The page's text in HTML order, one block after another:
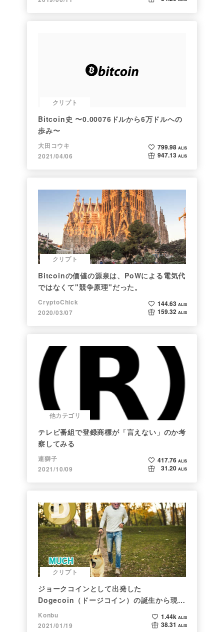
クリプト
Bitcoin史 〜0.00076ドルから6万ドルへの
歩み〜
大田コウキ
2021/04/06
799.98 ALIS
947.13 ALIS
クリプト
Bitcoinの価値の源泉は、PoWによる電気代
ではなくて"競争原理"だった。
CryptoChick
2020/03/07
144.63 ALIS
159.32 ALIS
他カテゴリ
テレビ番組で登録商標が「言えない」のか考
察してみる
連獅子
2021/10/09
417.76 ALIS
31.20 ALIS
クリプト
ジョークコインとして出発した
Dogecoin（ドージコイン）の誕生から現在
まで。注目される非証券性🐶
Konbu
2021/01/19
1.44k ALIS
38.31 ALIS